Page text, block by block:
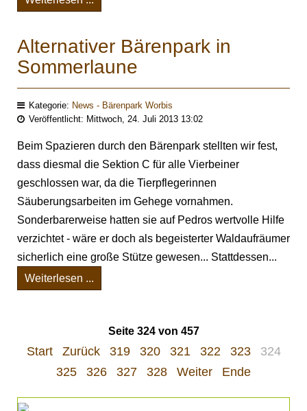
Alternativer Bärenpark in
Sommerlaune
Kategorie: News - Bärenpark Worbis
Veröffentlicht: Mittwoch, 24. Juli 2013 13:02
Beim Spazieren durch den Bärenpark stellten wir fest,
dass diesmal die Sektion C für alle Vierbeiner
geschlossen war, da die Tierpflegerinnen
Säuberungsarbeiten im Gehege vornahmen.
Sonderbarerweise hatten sie auf Pedros wertvolle Hilfe
verzichtet - wäre er doch als begeisterter Waldaufräumer
sicherlich eine große Stütze gewesen... Stattdessen...
Weiterlesen ...
Seite 324 von 457
Start Zurück 319 320 321 322 323
324
325
326 327 328 Weiter Ende